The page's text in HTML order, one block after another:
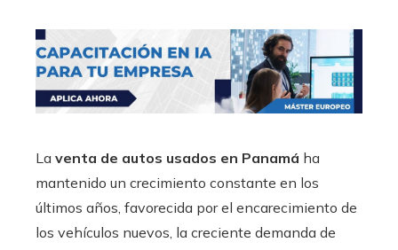
La venta de autos usados en Panamá ha
mantenido un crecimiento constante en los
últimos años, favorecida por el encarecimiento de
los vehículos nuevos, la creciente demanda de